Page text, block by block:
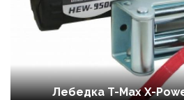
Лебедка T-Max X-